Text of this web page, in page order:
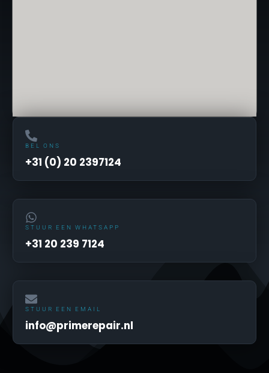
BEL ONS
+31 (0) 20 2397124
STUUR EEN WHATSAPP
+31 20 239 7124
STUUR EEN EMAIL
info@primerepair.nl